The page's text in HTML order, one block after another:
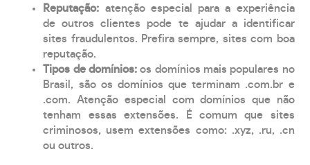
Reputação: atenção especial para a experiência
de outros clientes pode te ajudar a identificar
sites fraudulentos. Prefira sempre, sites com boa
reputação.
Tipos de domínios:os domínios mais populares no
Brasil, são os domínios que terminam .com.br e
.com. Atenção especial com domínios que não
tenham essas extensões. É comum que sites
criminosos, usem extensões como: .xyz, .ru, .cn
ou outros.